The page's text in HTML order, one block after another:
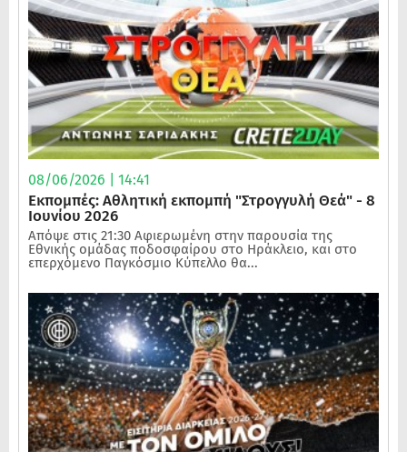
08/06/2026 | 14:41
Εκπομπές: Αθλητική εκπομπή "Στρογγυλή Θεά" - 8
Ιουνίου 2026
Απόψε στις 21:30 Αφιερωμένη στην παρουσία της
Εθνικής ομάδας ποδοσφαίρου στο Ηράκλειο, και στο
επερχόμενο Παγκόσμιο Κύπελλο θα...